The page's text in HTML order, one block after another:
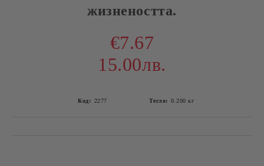
жизнеността.
€7.67
15.00лв.
Код: 2277 Тегло: 0.200 кг